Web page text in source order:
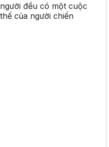
đều có một cuộc
của người chiến